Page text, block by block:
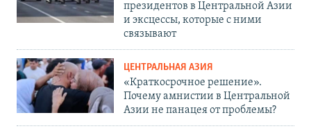
президентов в Центральной Азии
и эксцессы, которые с ними
связывают
ЦЕНТРАЛЬНАЯ АЗИЯ
«Краткосрочное решение».
Почему амнистии в Центральной
Азии не панацея от проблемы?